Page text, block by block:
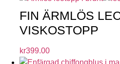
FIN ÄRMLÖS
VISKOSTOPP
kr399.00